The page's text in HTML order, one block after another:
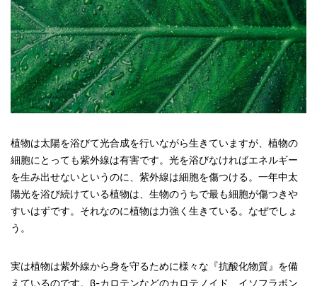
植物は太陽を浴びて光合成を行いながら生きていますが、植物の
細胞にとっても紫外線は有害です。光を浴びなければエネルギー
を生み出せないというのに、紫外線は細胞を傷つける。一年中太
陽光を浴び続けている植物は、生物のうちで最も細胞が傷つきや
すいはずです。それなのに植物は力強く生きている。なぜでしょ
う。
実は植物は紫外線から身を守るために様々な『抗酸化物質』を備
えているのです。β-カロテンなどのカロテノイド、イソフラボン